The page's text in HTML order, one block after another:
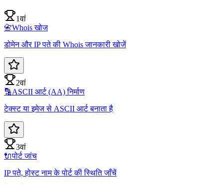
1वां
📇Whois खोज
डोमेन और IP पते की Whois जानकारी खोजें
2वां
🔡ASCII आर्ट (AA) निर्माण
टेक्स्ट या इमेज से ASCII आर्ट बनाता है
3वां
🔌पोर्ट जांच
IP पते, होस्ट नाम के पोर्ट की स्थिति जाँचें